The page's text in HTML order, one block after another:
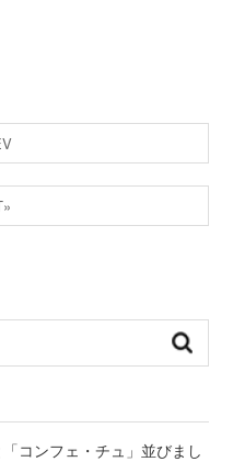
「コンフェ・チュ」並びまし